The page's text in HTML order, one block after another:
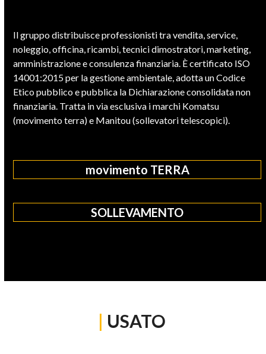
Il gruppo distribuisce professionisti tra vendita, service,
noleggio, officina, ricambi, tecnici dimostratori, marketing,
amministrazione e consulenza finanziaria. È certificato ISO
14001:2015 per la gestione ambientale, adotta un Codice
Etico pubblico e pubblica la Dichiarazione consolidata non
finanziaria. Tratta in via esclusiva i marchi Komatsu
(movimento terra) e Manitou (sollevatori telescopici).
movimento TERRA
SOLLEVAMENTO
| USATO